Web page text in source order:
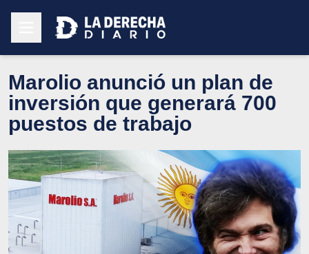
Marolio anunció un plan de
inversión que generará 700
puestos de trabajo